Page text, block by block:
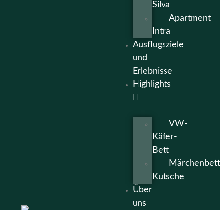
Silva
Apartment
Intra
Ausflugsziele
und
Erlebnisse
Highlights
VW-
Käfer-
Bett
Märchenbett
Kutsche
Über
uns